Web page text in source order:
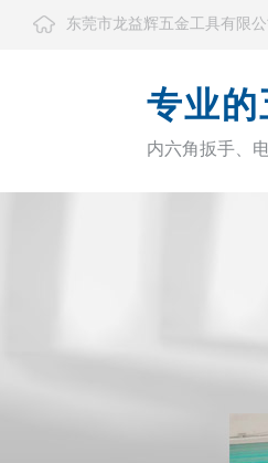
东莞市龙益辉五金工具有限公
专业
内六角扳手、